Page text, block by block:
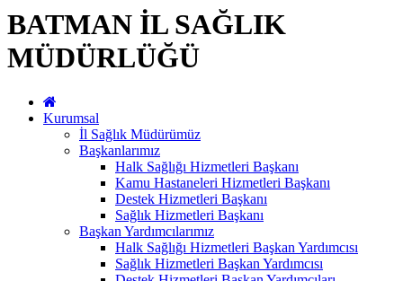
BATMAN İL SAĞLIK
MÜDÜRLÜĞÜ
Kurumsal
İl Sağlık Müdürümüz
Başkanlarımız
Halk Sağlığı Hizmetleri Başkanı
Kamu Hastaneleri Hizmetleri Başkanı
Destek Hizmetleri Başkanı
Sağlık Hizmetleri Başkanı
Başkan Yardımcılarımız
Halk Sağlığı Hizmetleri Başkan Yardımcısı
Sağlık Hizmetleri Başkan Yardımcısı